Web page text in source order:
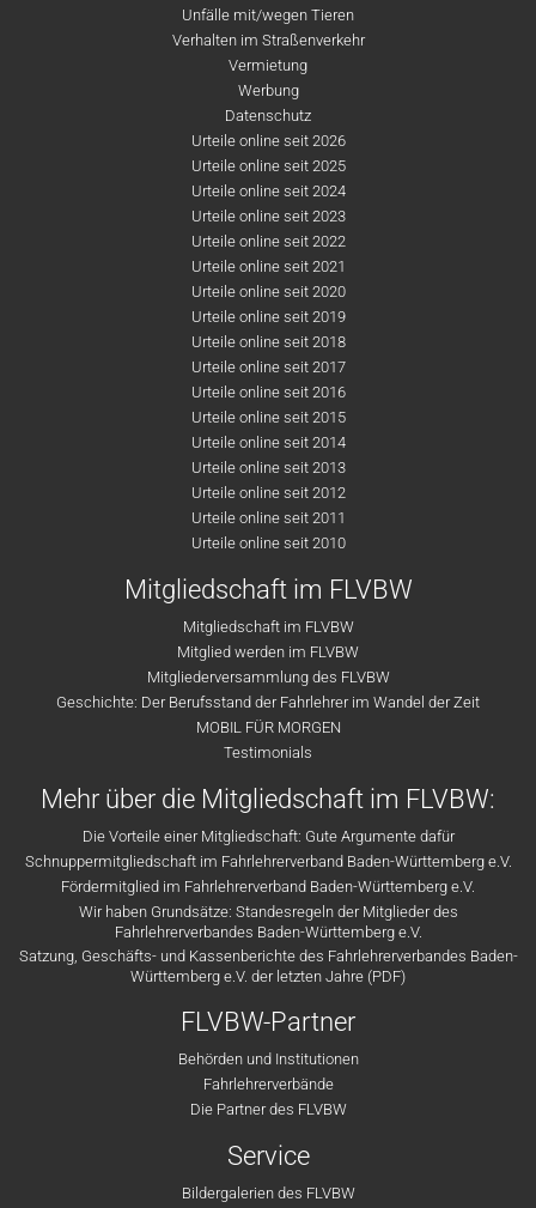
Unfälle mit/wegen Tieren
Verhalten im Straßenverkehr
Vermietung
Werbung
Datenschutz
Urteile online seit 2026
Urteile online seit 2025
Urteile online seit 2024
Urteile online seit 2023
Urteile online seit 2022
Urteile online seit 2021
Urteile online seit 2020
Urteile online seit 2019
Urteile online seit 2018
Urteile online seit 2017
Urteile online seit 2016
Urteile online seit 2015
Urteile online seit 2014
Urteile online seit 2013
Urteile online seit 2012
Urteile online seit 2011
Urteile online seit 2010
Mitgliedschaft im FLVBW
Mitgliedschaft im FLVBW
Mitglied werden im FLVBW
Mitgliederversammlung des FLVBW
Geschichte: Der Berufsstand der Fahrlehrer im Wandel der Zeit
MOBIL FÜR MORGEN
Testimonials
Mehr über die Mitgliedschaft im FLVBW:
Die Vorteile einer Mitgliedschaft: Gute Argumente dafür
Schnuppermitgliedschaft im Fahrlehrerverband Baden-Württemberg e.V.
Fördermitglied im Fahrlehrerverband Baden-Württemberg e.V.
Wir haben Grundsätze: Standesregeln der Mitglieder des
Fahrlehrerverbandes Baden-Württemberg e.V.
Satzung, Geschäfts- und Kassenberichte des Fahrlehrerverbandes Baden-
Württemberg e.V. der letzten Jahre (PDF)
FLVBW-Partner
Behörden und Institutionen
Fahrlehrerverbände
Die Partner des FLVBW
Service
Bildergalerien des FLVBW